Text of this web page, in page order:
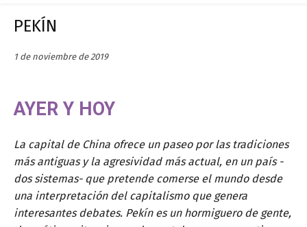
PEKÍN
1 de noviembre de 2019
AYER Y HOY
La capital de China ofrece un paseo por las tradiciones
más antiguas y la agresividad más actual, en un país -
dos sistemas- que pretende comerse el mundo desde
una interpretación del capitalismo que genera
interesantes debates. Pekín es un hormiguero de gente,